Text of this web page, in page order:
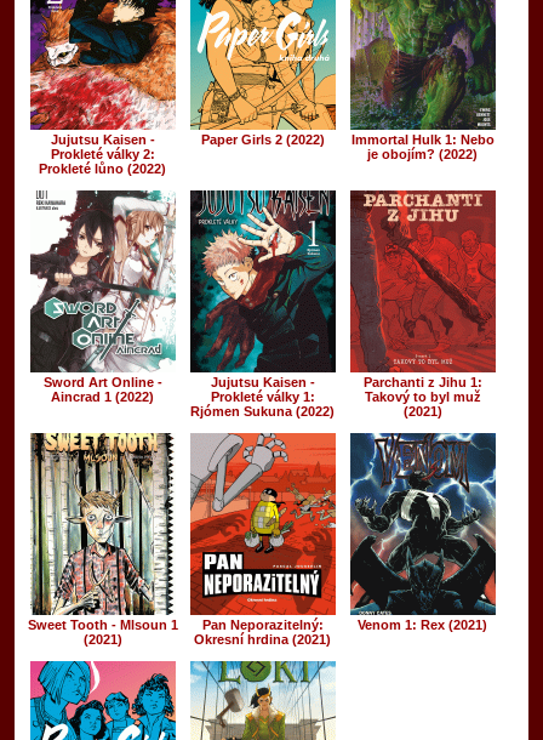
Jujutsu Kaisen -
Prokleté války 2:
Prokleté lůno (2022)
Paper Girls 2 (2022)
Immortal Hulk 1: Nebo
je obojím? (2022)
Sword Art Online -
Aincrad 1 (2022)
Jujutsu Kaisen -
Prokleté války 1:
Rjómen Sukuna (2022)
Parchanti z Jihu 1:
Takový to byl muž
(2021)
Sweet Tooth - Mlsoun 1
(2021)
Pan Neporazitelný:
Okresní hrdina (2021)
Venom 1: Rex (2021)